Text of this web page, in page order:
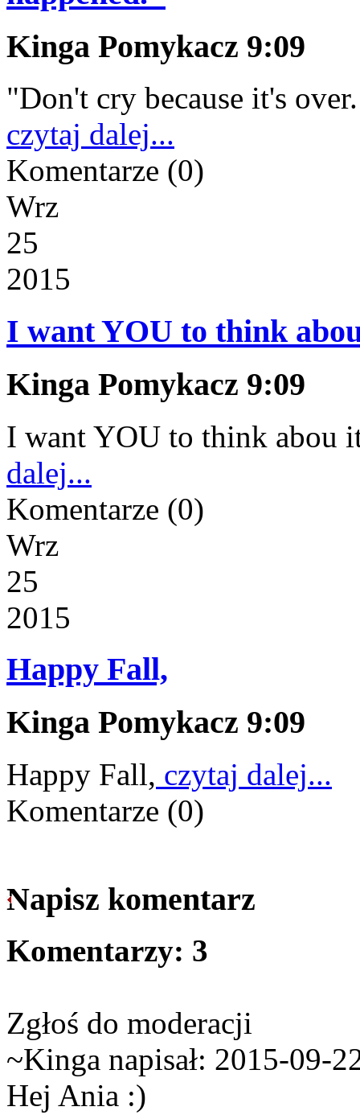
Kinga Pomykacz 9:09
"Don't cry because it's
czytaj dalej...
Komentarze (0)
Wrz
25
2015
I want YOU to think
Kinga Pomykacz 9:09
I want YOU to think
dalej...
Komentarze (0)
Wrz
25
2015
Happy Fall,
Kinga Pomykacz 9:09
Happy Fall, czytaj dalej...
Komentarze (0)
Napisz komentarz
Komentarzy: 3
Zgłoś do moderacji
~Kinga napisał: 2015-09-
Hej Ania :)